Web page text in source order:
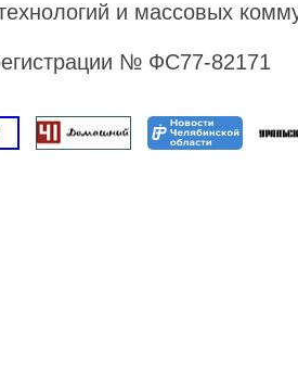
и массовых
№ ФС77-82171